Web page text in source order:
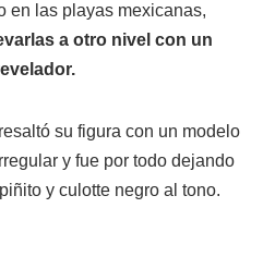
en las playas mexicanas,
a otro nivel con un
su figura con un modelo
y fue por todo dejando
y culotte negro al tono.